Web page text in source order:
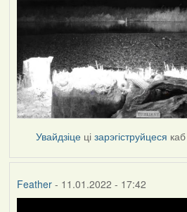
Увайдзіце цізарэгіструйцеся
Feather- 11.01.2022 - 17:42